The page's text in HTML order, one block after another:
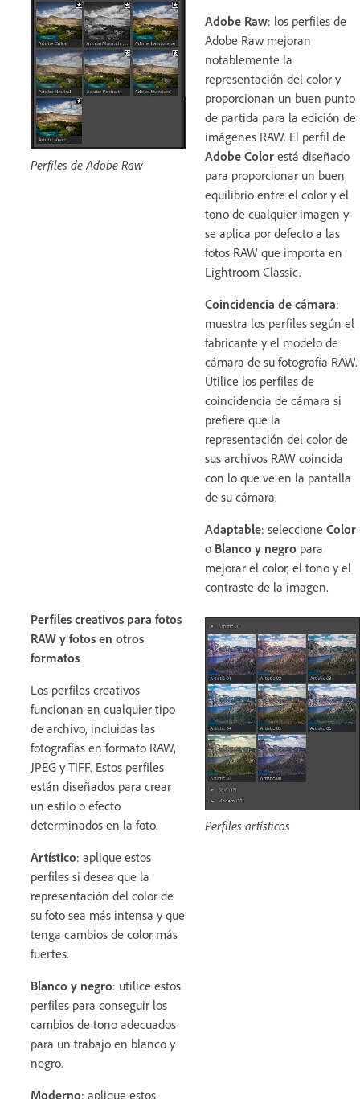
Adobe Raw: los perfiles de
Adobe Raw mejoran
notablemente la
representación del color y
proporcionan un buen punto
de partida para la edición de
imágenes RAW. El perfil de
Adobe Color está diseñado
para proporcionar un buen
equilibrio entre el color y el
tono de cualquier imagen y
se aplica por defecto a las
fotos RAW que importa en
Lightroom Classic.
Coincidencia de cámara:
muestra los perfiles según el
fabricante y el modelo de
cámara de su fotografía RAW.
Utilice los perfiles de
coincidencia de cámara si
prefiere que la
representación del color de
sus archivos RAW coincida
con lo que ve en la pantalla
de su cámara.
Adaptable: seleccione Color
o Blanco y negro para
mejorar el color, el tono y el
contraste de la imagen.
Perfiles de Adobe Raw
Perfiles creativos para fotos
RAW y fotos en otros
formatos
Los perfiles creativos
funcionan en cualquier tipo
de archivo, incluidas las
fotografías en formato RAW,
JPEG y TIFF. Estos perfiles
están diseñados para crear
un estilo o efecto
determinados en la foto.
Artístico: aplique estos
perfiles si desea que la
representación del color de
su foto sea más intensa y que
tenga cambios de color más
fuertes.
Blanco y negro: utilice estos
perfiles para conseguir los
cambios de tono adecuados
para un trabajo en blanco y
negro.
Moderno: aplique estos
Perfiles artísticos